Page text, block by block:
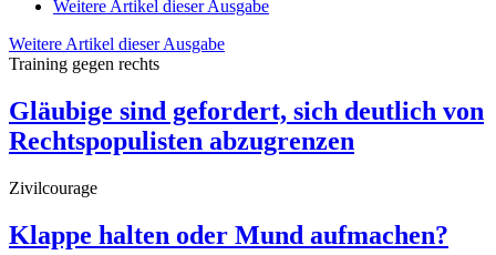
Weitere Artikel dieser Ausgabe
Weitere Artikel dieser Ausgabe
Training gegen rechts
Gläubige sind gefordert, sich deutlich von
Rechtspopulisten abzugrenzen
Zivilcourage
Klappe halten oder Mund aufmachen?